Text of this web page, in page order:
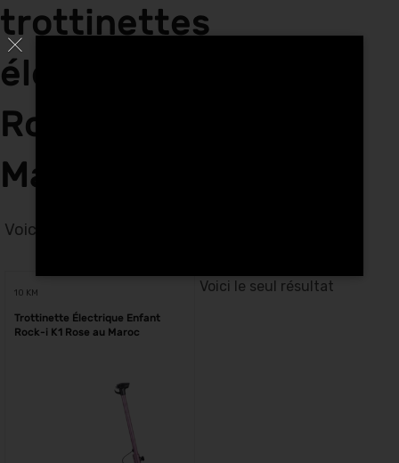
trottinettes
électriques enfants
Rock-i K1 rose à
Marrakech
Voici le seul résultat
10 KM
Trottinette Électrique Enfant
Rock-i K1 Rose au Maroc
Voici le seul résultat